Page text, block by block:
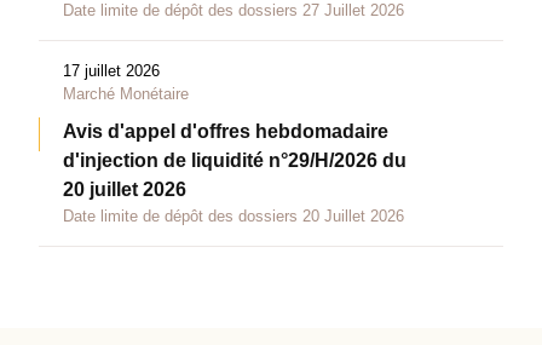
Date limite de dépôt des dossiers 27 Juillet 2026
17 juillet 2026
Marché Monétaire
Avis d'appel d'offres hebdomadaire
d'injection de liquidité n°29/H/2026 du
20 juillet 2026
Date limite de dépôt des dossiers 20 Juillet 2026